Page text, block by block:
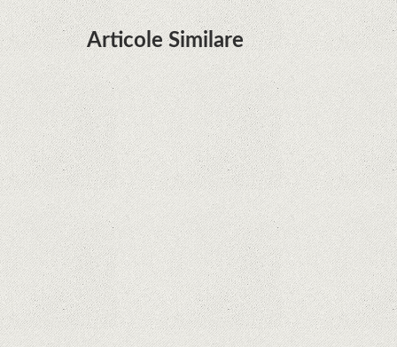
Articole Similare
Microsoft lucrează la dezvoltarea unui procesor
proprietar pentru dispozitivele Surface
Hoții de telefoane dezvăluie cum fură și banii
victimelor, folosind doar cartela SIM
Samsung Galaxy S21 Ultra: cel mai bun telefon
Android de pe piață